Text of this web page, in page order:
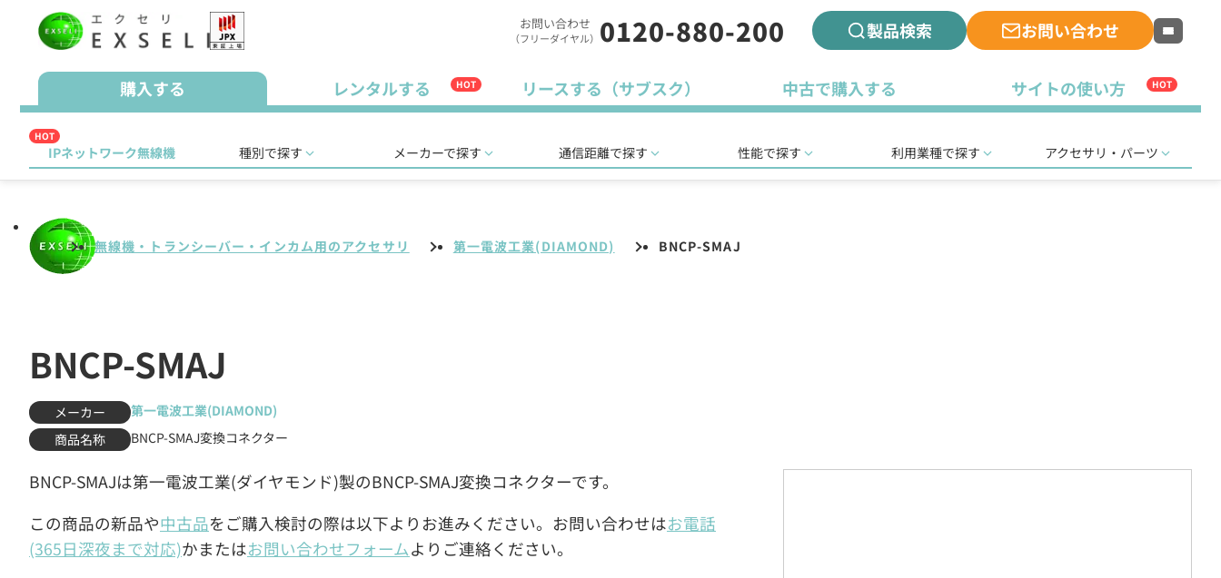
お問い合わせ
（フリーダイヤル） 0120-880-200 製品検索 お問い合わせ
購入する レンタルする HOT リースする（サブスク） 中古で購入する サイトの使い方 HOT
HOT
IPネットワーク無線機 種別で探す メーカーで探す 通信距離で探す 性能で探す 利用業種で探す アクセサリ・パーツ
無線機・トランシーバー・インカム用のアクセサリ 第一電波工業(DIAMOND) BNCP-SMAJ
BNCP-SMAJ
メーカー
第一電波工業(DIAMOND)
商品名称
BNCP-SMAJ変換コネクター
BNCP-SMAJは第一電波工業(ダイヤモンド)製のBNCP-SMAJ変換コネクターです。
この商品の新品や中古品をご購入検討の際は以下よりお進みください。お問い合わせはお電話
(365日深夜まで対応)かまたはお問い合わせフォームよりご連絡ください。